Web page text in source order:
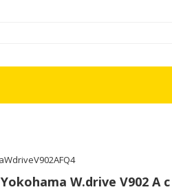
W.drive V902 A